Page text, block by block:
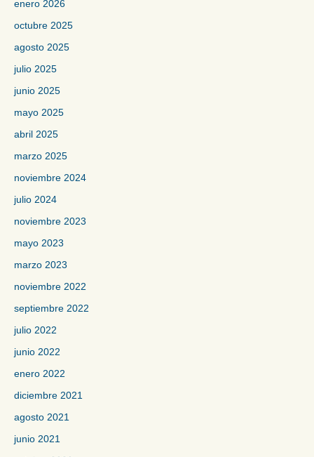
enero 2026
octubre 2025
agosto 2025
julio 2025
junio 2025
mayo 2025
abril 2025
marzo 2025
noviembre 2024
julio 2024
noviembre 2023
mayo 2023
marzo 2023
noviembre 2022
septiembre 2022
julio 2022
junio 2022
enero 2022
diciembre 2021
agosto 2021
junio 2021